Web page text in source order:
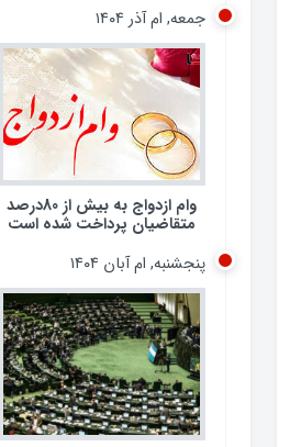
جمعه, ام آذر ۱۴۰۴
وام ازدواج به بیش از 80درصد
متقاضیان پرداخت شده است
پنجشنبه, ام آبان ۱۴۰۴